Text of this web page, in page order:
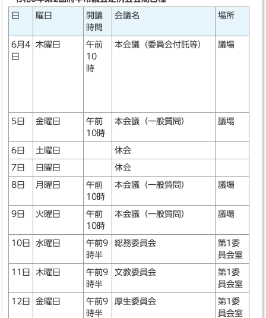
日
曜日
開議
時間
会議名 場所
6月4
日
木曜日
午前
10
時
本会議（委員会付託等） 議場
5日 金曜日
午前
10時
本会議（一般質問） 議場
6日 土曜日
休会
7日
日曜日
休会
8日
月曜日
午前
10時
本会議（一般質問） 議場
9日 火曜日
午前
10時
本会議（一般質問） 議場
10日 水曜日
午前9
時半
総務委員会
第1委
員会室
11日
木曜日
午前9
時半
文教委員会
第1委
員会室
12日
金曜日
午前9
時半
厚生委員会
第1委
員会室